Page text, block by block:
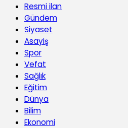
Resmi ilan
Gündem
Siyaset
Asayiş
Spor
Vefat
Sağlık
Eğitim
Dünya
Bilim
Ekonomi